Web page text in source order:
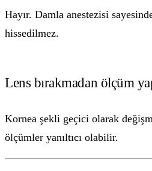
Hayır. Damla anestezisi
hissedilmez.
Lens bırakmadan ölçüm
Kornea şekli geçici olarak
ölçümler yanıltıcı olabilir.